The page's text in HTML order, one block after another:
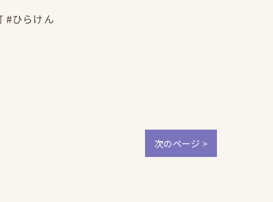
#ひらけん
次のページ >